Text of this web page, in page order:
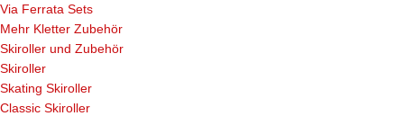
Via Ferrata Sets
Mehr Kletter Zubehör
Skiroller und Zubehör
Skiroller
Skating Skiroller
Classic Skiroller